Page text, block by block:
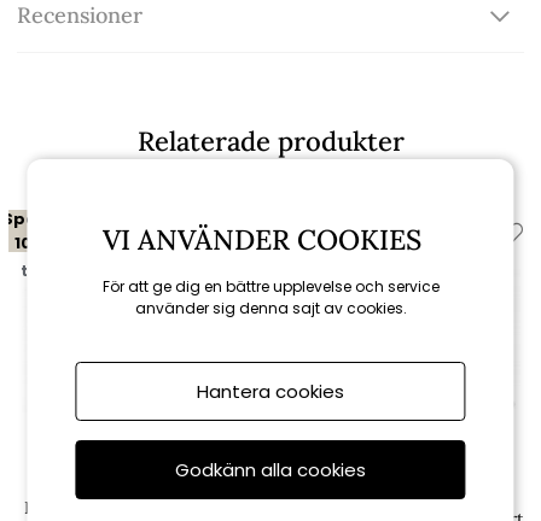
Recensioner
Relaterade produkter
Spara
10%
till 16/8
Belfort sidobord 50x50 cm -
10%
VI ANVÄNDER COOKIES
För att ge dig en bättre upplevelse och service
använder sig denna sajt av cookies.
Hantera cookies
Godkänn alla cookies